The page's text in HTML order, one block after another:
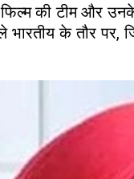
की टीम और
के तौर